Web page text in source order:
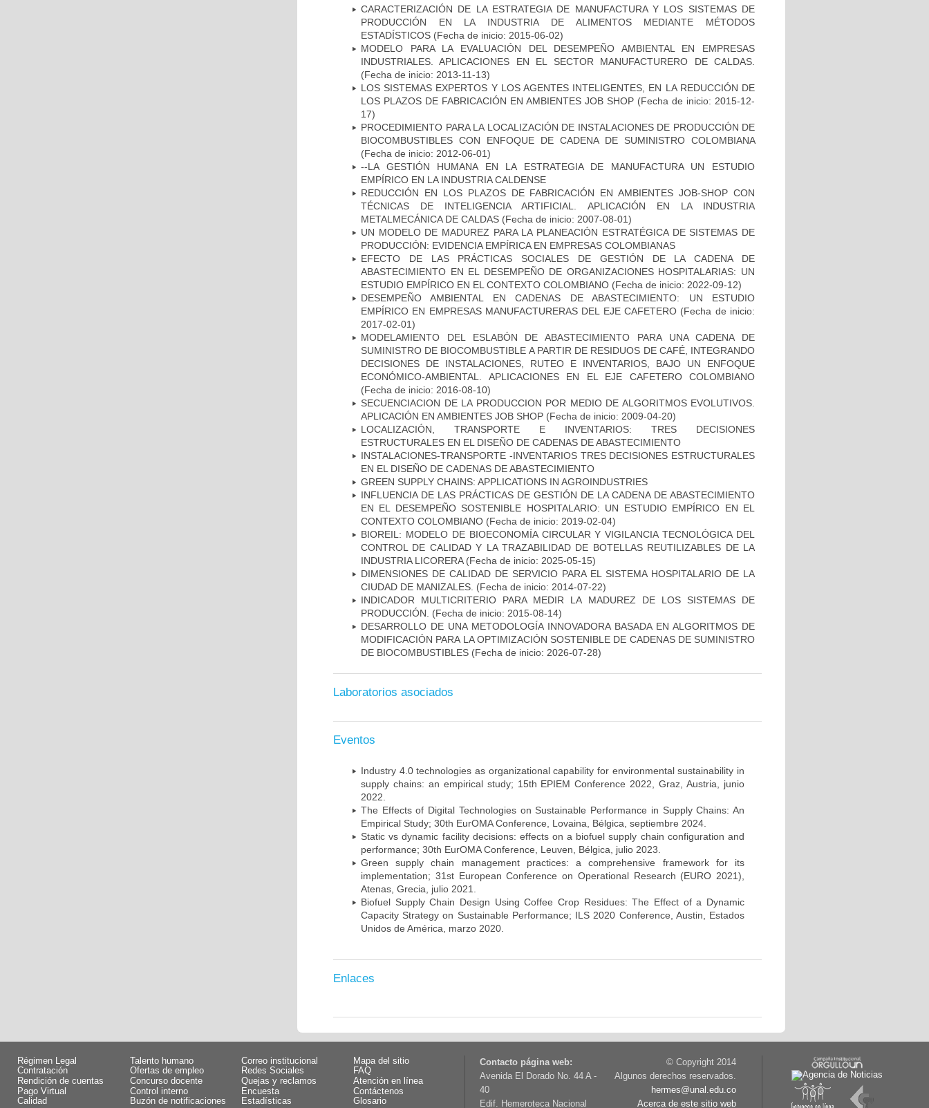
CARACTERIZACIÓN DE LA ESTRATEGIA DE MANUFACTURA Y LOS SISTEMAS DE
PRODUCCIÓN EN LA INDUSTRIA DE ALIMENTOS MEDIANTE MÉTODOS
ESTADÍSTICOS (Fecha de inicio: 2015-06-02)
MODELO PARA LA EVALUACIÓN DEL DESEMPEÑO AMBIENTAL EN EMPRESAS
INDUSTRIALES. APLICACIONES EN EL SECTOR MANUFACTURERO DE CALDAS.
(Fecha de inicio: 2013-11-13)
LOS SISTEMAS EXPERTOS Y LOS AGENTES INTELIGENTES, EN LA REDUCCIÓN DE
LOS PLAZOS DE FABRICACIÓN EN AMBIENTES JOB SHOP (Fecha de inicio: 2015-12-
17)
PROCEDIMIENTO PARA LA LOCALIZACIÓN DE INSTALACIONES DE PRODUCCIÓN DE
BIOCOMBUSTIBLES CON ENFOQUE DE CADENA DE SUMINISTRO COLOMBIANA
(Fecha de inicio: 2012-06-01)
--LA GESTIÓN HUMANA EN LA ESTRATEGIA DE MANUFACTURA UN ESTUDIO
EMPÍRICO EN LA INDUSTRIA CALDENSE
REDUCCIÓN EN LOS PLAZOS DE FABRICACIÓN EN AMBIENTES JOB-SHOP CON
TÉCNICAS DE INTELIGENCIA ARTIFICIAL. APLICACIÓN EN LA INDUSTRIA
METALMECÁNICA DE CALDAS (Fecha de inicio: 2007-08-01)
UN MODELO DE MADUREZ PARA LA PLANEACIÓN ESTRATÉGICA DE SISTEMAS DE
PRODUCCIÓN: EVIDENCIA EMPÍRICA EN EMPRESAS COLOMBIANAS
EFECTO DE LAS PRÁCTICAS SOCIALES DE GESTIÓN DE LA CADENA DE
ABASTECIMIENTO EN EL DESEMPEÑO DE ORGANIZACIONES HOSPITALARIAS: UN
ESTUDIO EMPÍRICO EN EL CONTEXTO COLOMBIANO (Fecha de inicio: 2022-09-12)
DESEMPEÑO AMBIENTAL EN CADENAS DE ABASTECIMIENTO: UN ESTUDIO
EMPÍRICO EN EMPRESAS MANUFACTURERAS DEL EJE CAFETERO (Fecha de inicio:
2017-02-01)
MODELAMIENTO DEL ESLABÓN DE ABASTECIMIENTO PARA UNA CADENA DE
SUMINISTRO DE BIOCOMBUSTIBLE A PARTIR DE RESIDUOS DE CAFÉ, INTEGRANDO
DECISIONES DE INSTALACIONES, RUTEO E INVENTARIOS, BAJO UN ENFOQUE
ECONÓMICO-AMBIENTAL. APLICACIONES EN EL EJE CAFETERO COLOMBIANO
(Fecha de inicio: 2016-08-10)
SECUENCIACION DE LA PRODUCCION POR MEDIO DE ALGORITMOS EVOLUTIVOS.
APLICACIÓN EN AMBIENTES JOB SHOP (Fecha de inicio: 2009-04-20)
LOCALIZACIÓN, TRANSPORTE E INVENTARIOS: TRES DECISIONES
ESTRUCTURALES EN EL DISEÑO DE CADENAS DE ABASTECIMIENTO
INSTALACIONES-TRANSPORTE -INVENTARIOS TRES DECISIONES ESTRUCTURALES
EN EL DISEÑO DE CADENAS DE ABASTECIMIENTO
GREEN SUPPLY CHAINS: APPLICATIONS IN AGROINDUSTRIES
INFLUENCIA DE LAS PRÁCTICAS DE GESTIÓN DE LA CADENA DE ABASTECIMIENTO
EN EL DESEMPEÑO SOSTENIBLE HOSPITALARIO: UN ESTUDIO EMPÍRICO EN EL
CONTEXTO COLOMBIANO (Fecha de inicio: 2019-02-04)
BIOREIL: MODELO DE BIOECONOMÍA CIRCULAR Y VIGILANCIA TECNOLÓGICA DEL
CONTROL DE CALIDAD Y LA TRAZABILIDAD DE BOTELLAS REUTILIZABLES DE LA
INDUSTRIA LICORERA(Fecha de inicio: 2025-05-15)
DIMENSIONES DE CALIDAD DE SERVICIO PARA EL SISTEMA HOSPITALARIO DE LA
CIUDAD DE MANIZALES. (Fecha de inicio: 2014-07-22)
INDICADOR MULTICRITERIO PARA MEDIR LA MADUREZ DE LOS SISTEMAS DE
PRODUCCIÓN.
(Fecha de inicio: 2015-08-14)
DESARROLLO DE UNA METODOLOGÍA INNOVADORA BASADA EN ALGORITMOS DE
MODIFICACIÓN PARA LA OPTIMIZACIÓN SOSTENIBLE DE CADENAS DE SUMINISTRO
DE BIOCOMBUSTIBLES (Fecha de inicio: 2026-07-28)
Laboratorios asociados
Eventos
Industry 4.0 technologies as organizational capability for environmental sustainability in
supply chains: an empirical study; 15th EPIEM Conference 2022, Graz, Austria, junio
2022.
The Effects of Digital Technologies on Sustainable Performance in Supply Chains: An
Empirical Study; 30th EurOMA Conference, Lovaina, Bélgica, septiembre 2024.
Static vs dynamic facility decisions: effects on a biofuel supply chain configuration and
performance; 30th EurOMA Conference, Leuven, Bélgica, julio 2023.
Green supply chain management practices: a comprehensive framework for its
implementation; 31st European Conference on Operational Research (EURO 2021),
Atenas, Grecia, julio 2021.
Biofuel Supply Chain Design Using Coffee Crop Residues: The Effect of a Dynamic
Capacity Strategy on Sustainable Performance; ILS 2020 Conference, Austin, Estados
Unidos de América, marzo 2020.
Enlaces
Régimen Legal
Talento humano
Contratación
Ofertas de empleo
Rendición de cuentas
Concurso docente
Pago Virtual
Control interno
Calidad
Buzón de notificaciones
Correo institucional
Mapa del sitio
Redes Sociales
FAQ
Quejas y reclamos
Atención en línea
Encuesta
Contáctenos
Estadísticas
Glosario
Contacto página web:
Avenida El Dorado No. 44 A -
40
Edif. Hemeroteca Nacional
© Copyright 2014
Algunos derechos reservados.
hermes@unal.edu.co
Acerca de este sitio web